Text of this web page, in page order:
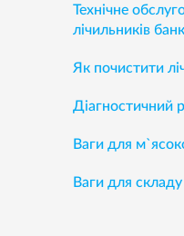
Технічне
лічильників
Як почистити
Діагностичний
Ваги для
Ваги для складу